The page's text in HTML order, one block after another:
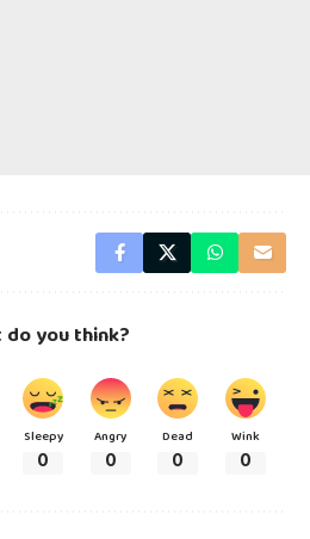
do you think?
Sleepy
0
Angry
0
Dead
0
Wink
0